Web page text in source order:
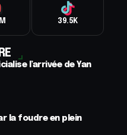
39.5K
l’arrivée de Yan
la foudre en plein